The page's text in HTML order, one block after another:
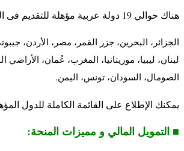
هناك حوالي 19 دولة عربية مؤهلة للتقديم فى المنحة و هى :
الجزائر، البحرين، جزر القمر، مصر، الأردن،
لبنان، ليبيا، موريتانيا، المغرب، عُمان، الأراضي
الصومال، السودان، تونس، اليمن.
يمكنك الإطلاع على القائمة الكاملة للدول
■ التمويل المالي و مميزات المنحة: